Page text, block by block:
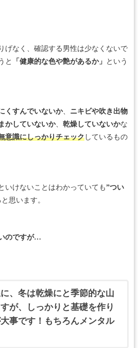
げなく、確認する男性は少なくないで
と
「健康的な色や艶があるか」 という
くすんでいないか、 ニキビや吹き出物
かしていないか、 乾燥していないかな
意識にしっかりチェック しているもの
いけないことはわかっていても”つい
思います。
のですが…
、冬は乾燥にと季節的な山
が、しっかりと基礎を作り
事です！もちろんメンタル